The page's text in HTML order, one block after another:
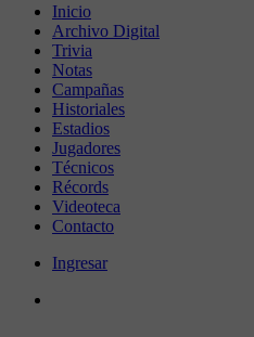
Inicio
Archivo Digital
Trivia
Notas
Campañas
Historiales
Estadios
Jugadores
Técnicos
Récords
Videoteca
Contacto
Ingresar